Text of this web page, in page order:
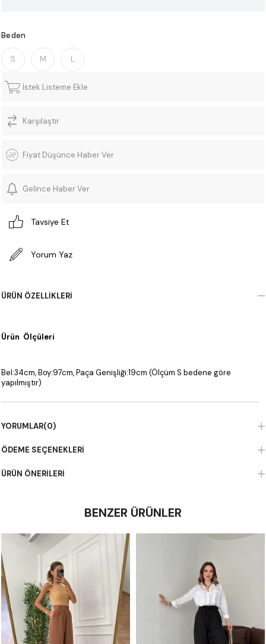
Beden
S M L
İstek Listeme Ekle
Karşılaştır
Fiyat Düşünce Haber Ver
Gelince Haber Ver
Tavsiye Et
Yorum Yaz
ÜRÜN ÖZELLIKLERI
Ürün Ölçüleri
Bel:34cm, Boy:97cm, Paça Genişliği:19cm (Ölçüm S bedene göre
yapılmıştır)
YORUMLAR(0)
ÖDEME SEÇENEKLERI
ÜRÜN ÖNERILERI
BENZER ÜRÜNLER